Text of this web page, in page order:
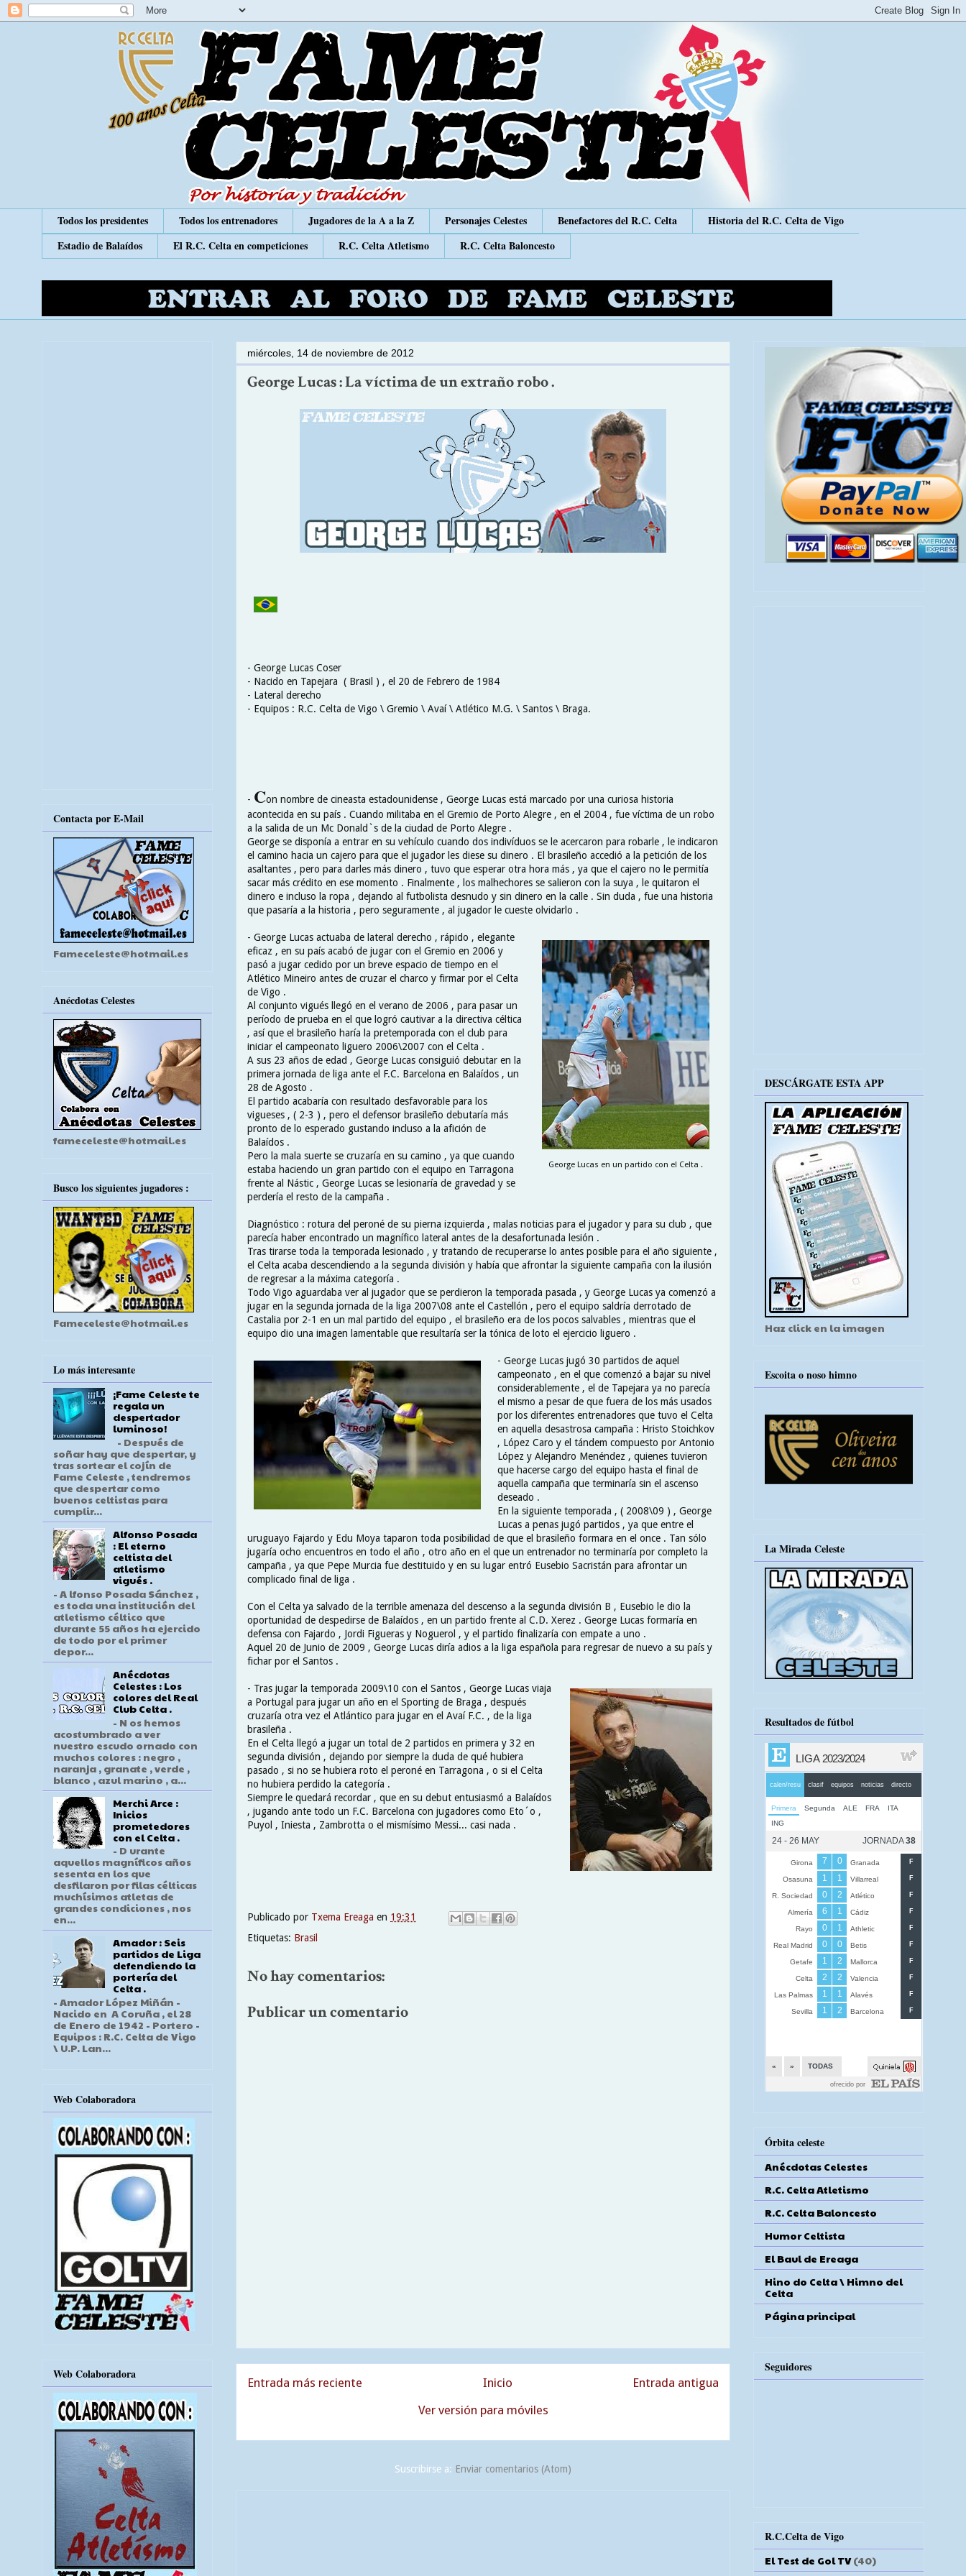
Todos los presidentes Todos los entrenadores Jugadores de la A a la Z Personajes Celestes Benefactores del R.C. Celta
Historia del R.C. Celta de Vigo
Estadio de Balaídos
El R.C. Celta en competiciones R.C. Celta Atletismo R.C. Celta Baloncesto
miércoles, 14 de noviembre de 2012
George Lucas : La víctima de un extraño robo .
- George Lucas Coser
- Nacido en Tapejara ( Brasil ) , el 20 de Febrero de 1984
- Lateral derecho
- Equipos : R.C. Celta de Vigo \ Gremio \ Avaí \ Atlético M.G. \ Santos \ Braga.
- Con nombre de cineasta estadounidense , George Lucas está marcado por una curiosa historia
acontecida en su país . Cuando militaba en el Gremio de Porto Alegre , en el 2004 , fue víctima de un robo
a la salida de un Mc Donald`s de la ciudad de Porto Alegre .
George se disponía a entrar en su vehículo cuando dos indivíduos se le acercaron para robarle , le indicaron
el camino hacia un cajero para que el jugador les diese su dinero . El brasileño accedió a la petición de los
asaltantes , pero para darles más dinero , tuvo que esperar otra hora más , ya que el cajero no le permitía
sacar más crédito en ese momento . Finalmente , los malhechores se salieron con la suya , le quitaron el
dinero e incluso la ropa , dejando al futbolista desnudo y sin dinero en la calle . Sin duda , fue una historia
que pasaría a la historia , pero seguramente , al jugador le cueste olvidarlo .
George Lucas en un partido con el Celta .
- George Lucas actuaba de lateral derecho , rápido , elegante
eficaz , en su país acabó de jugar con el Gremio en 2006 y
pasó a jugar cedido por un breve espacio de tiempo en el
Atlético Mineiro antes de cruzar el charco y firmar por el Celta
de Vigo .
Al conjunto vigués llegó en el verano de 2006 , para pasar un
período de prueba en el que logró cautivar a la directiva céltica
, así que el brasileño haría la pretemporada con el club para
iniciar el campeonato liguero 2006\2007 con el Celta .
A sus 23 años de edad , George Lucas consiguió debutar en la
primera jornada de liga ante el F.C. Barcelona en Balaídos , un
28 de Agosto .
El partido acabaría con resultado desfavorable para los
vigueses , ( 2-3 ) , pero el defensor brasileño debutaría más
pronto de lo esperado gustando incluso a la afición de
Balaídos .
Pero la mala suerte se cruzaría en su camino , ya que cuando
estaba haciendo un gran partido con el equipo en Tarragona
frente al Nástic , George Lucas se lesionaría de gravedad y se
perdería el resto de la campaña .
Diagnóstico : rotura del peroné de su pierna izquierda , malas noticias para el jugador y para su club , que
parecía haber encontrado un magnífico lateral antes de la desafortunada lesión .
Tras tirarse toda la temporada lesionado , y tratando de recuperarse lo antes posible para el año siguiente ,
el Celta acaba descendiendo a la segunda división y había que afrontar la siguiente campaña con la ilusión
de regresar a la máxima categoría .
Todo Vigo aguardaba ver al jugador que se perdieron la temporada pasada , y George Lucas ya comenzó a
jugar en la segunda jornada de la liga 2007\08 ante el Castellón , pero el equipo saldría derrotado de
Castalia por 2-1 en un mal partido del equipo , el brasileño era de los pocos salvables , mientras que el
equipo dio una imagen lamentable que resultaría ser la tónica de loto el ejercicio liguero .
- George Lucas jugó 30 partidos de aquel
campeonato , en el que comenzó a bajar su nivel
considerablemente , el de Tapejara ya no parecía
el mismo a pesar de que fuera de los más usados
por los diferentes entrenadores que tuvo el Celta
en aquella desastrosa campaña : Hristo Stoichkov
, López Caro y el tándem compuesto por Antonio
López y Alejandro Menéndez , quienes tuvieron
que hacerse cargo del equipo hasta el final de
aquella campaña que terminaría sin el ascenso
deseado .
En la siguiente temporada , ( 2008\09 ) , George
Lucas a penas jugó partidos , ya que entre el
uruguayo Fajardo y Edu Moya taparon toda posibilidad de que el brasileño formara en el once . Tan sólo
jugaría ocho encuentros en todo el año , otro año en el que un entrenador no terminaría por completo la
campaña , ya que Pepe Murcia fue destituido y en su lugar entró Eusebio Sacristán para afrontar un
complicado final de liga .
Con el Celta ya salvado de la terrible amenaza del descenso a la segunda división B , Eusebio le dio la
oportunidad de despedirse de Balaídos , en un partido frente al C.D. Xerez . George Lucas formaría en
defensa con Fajardo , Jordi Figueras y Noguerol , y el partido finalizaría con empate a uno .
Aquel 20 de Junio de 2009 , George Lucas diría adios a la liga española para regresar de nuevo a su país y
fichar por el Santos .
- Tras jugar la temporada 2009\10 con el Santos , George Lucas viaja
a Portugal para jugar un año en el Sporting de Braga , después
cruzaría otra vez el Atlántico para jugar en el Avaí F.C. , de la liga
brasileña .
En el Celta llegó a jugar un total de 2 partidos en primera y 32 en
segunda división , dejando por siempre la duda de qué hubiera
pasado , si no se hubiera roto el peroné en Tarragona , o si el Celta
no hubiera perdido la categoría .
Siempre le quedará recordar , que en su debut entusiasmó a Balaídos
, jugando ante todo un F.C. Barcelona con jugadores como Eto´o ,
Puyol , Iniesta , Zambrotta o el mismísimo Messi... casi nada .
Publicado por Txema Ereaga en 19:31
Etiquetas: Brasil
No hay comentarios:
Publicar un comentario
Entrada más reciente Entrada antigua
Inicio
Ver versión para móviles
Suscribirse a: Enviar comentarios (Atom)
Contacta por E-Mail
Fameceleste@hotmail.es
Anécdotas Celestes
fameceleste@hotmail.es
Busco los siguientes jugadores :
Fameceleste@hotmail.es
Lo más interesante
¡Fame Celeste te
regala un
despertador
luminoso!
- Después de
soñar hay que despertar, y
tras sortear el cojín de
Fame Celeste , tendremos
que despertar como
buenos celtistas para
cumplir...
Alfonso Posada
: El eterno
celtista del
atletismo
vigués .
- A lfonso Posada Sánchez ,
es toda una institución del
atletismo céltico que
durante 55 años ha ejercido
de todo por el primer
depor...
Anécdotas
Celestes : Los
colores del Real
Club Celta .
- N os hemos
acostumbrado a ver
nuestro escudo ornado con
muchos colores : negro ,
naranja , granate , verde ,
blanco , azul marino , a...
Merchi Arce :
Inicios
prometedores
con el Celta .
- D urante
aquellos magníficos años
sesenta en los que
desfilaron por filas célticas
muchísimos atletas de
grandes condiciones , nos
en...
Amador : Seis
partidos de Liga
defendiendo la
portería del
Celta .
- Amador López Miñán -
Nacido en A Coruña , el 28
de Enero de 1942 - Portero -
Equipos : R.C. Celta de Vigo
\ U.P. Lan...
Web Colaboradora
Web Colaboradora
DESCÁRGATE ESTA APP
Haz click en la imagen
Escoita o noso himno
La Mirada Celeste
Resultados de fútbol
Órbita celeste
Anécdotas Celestes
R.C. Celta Atletismo
R.C. Celta Baloncesto
Humor Celtista
El Baul de Ereaga
Hino do Celta \ Himno del
Celta
Página principal
Seguidores
R.C.Celta de Vigo
El Test de Gol TV (40)